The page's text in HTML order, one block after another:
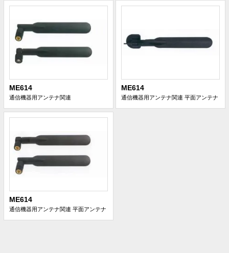
ME614
通信機器用アンテナ関連
ME614
通信機器用アンテナ関連 平面アンテナ
ME614
通信機器用アンテナ関連 平面アンテナ